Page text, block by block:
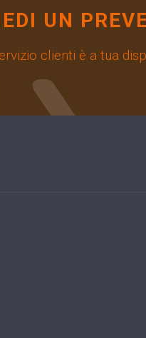
UN
clienti è a tua